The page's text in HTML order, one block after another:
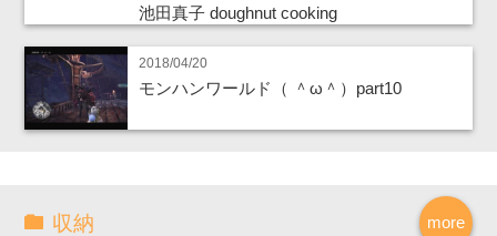
池田真子 doughnut cooking
2018/04/20
モンハンワールド（ ＾ω＾）part10
more
収納